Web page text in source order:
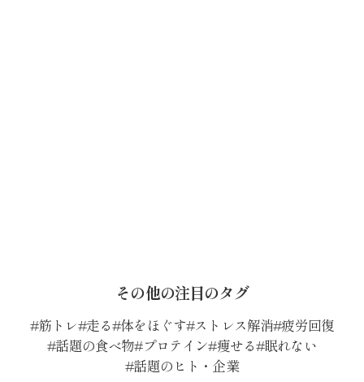
その他の注目のタグ
筋トレ 走る 体をほぐす ストレス解消 疲労回復
話題の食べ物 プロテイン 痩せる 眠れない
話題のヒト・企業